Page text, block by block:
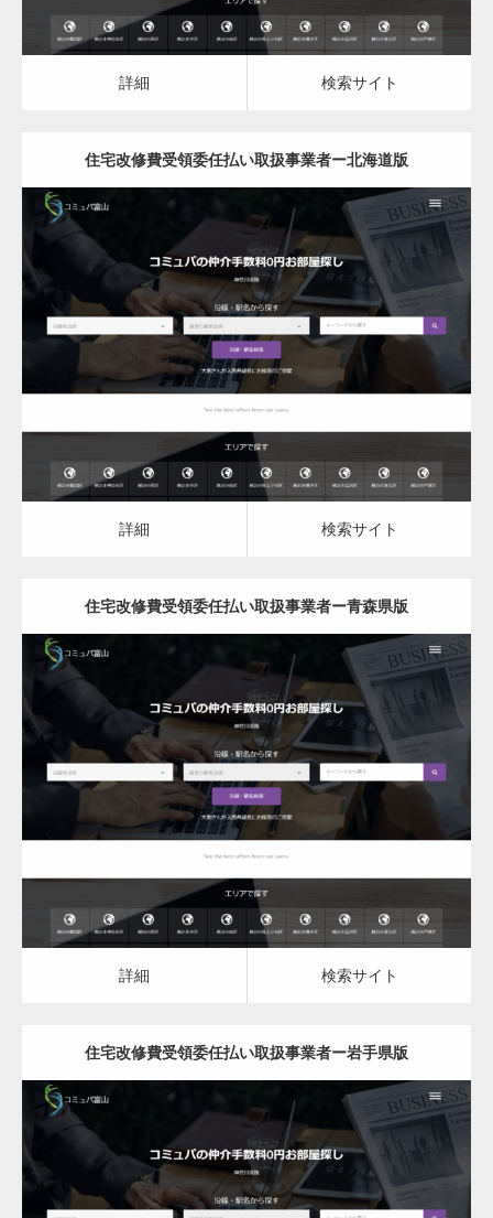
詳細 検索サイト
住宅改修費受領委任払い取扱事業者ー北海道版
更新日： 2023.03.10
住宅改修費受領委任払い取扱事業者
詳細 検索サイト
詳細 検索サイト
住宅改修費受領委任払い取扱事業者ー青森県版
更新日： 2023.03.10
住宅改修費受領委任払い取扱事業者
詳細 検索サイト
詳細 検索サイト
住宅改修費受領委任払い取扱事業者ー岩手県版
更新日： 2023.03.10